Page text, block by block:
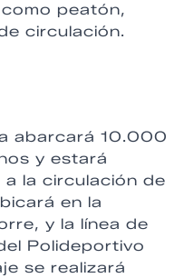
peatón,
circulación.
abarcará 10.000
y estará
la circulación de
en la
y la línea de
Polideportivo
se realizará